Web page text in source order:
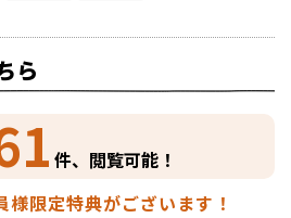
ら
件、閲覧可能！
様限定特典がございます！